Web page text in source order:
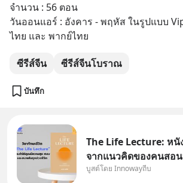
จำนวน : 56 ตอน
วันออนแอร์ : อังคาร - พฤหัส ในรูปแบบ
ไทย และ พากย์ไทย
ซีรีส์จีน ซีรีส์จีนโบราณ
บันทึก
The Life Lecture: ห
จากแนวคิดของคนสอ
สวัสดีครับเพื่อนๆชาว
บูสต์โดย Innowayถีบ